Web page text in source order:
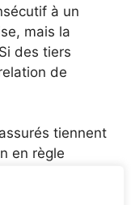
à un
mais la
des tiers
de
tiennent
en règle
Les